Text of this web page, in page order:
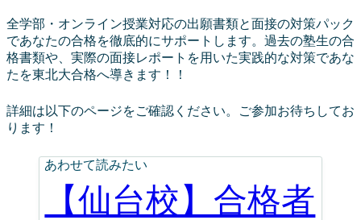
全学部・オンライン授業対応の出願書類と面接の対策パック
であなたの合格を徹底的にサポートします。過去の塾生の合
格書類や、実際の面接レポートを用いた実践的な対策であな
たを東北大合格へ導きます！！
詳細は以下のページをご確認ください。ご参加お待ちしてお
ります！
あわせて読みたい
【仙台校】合格者